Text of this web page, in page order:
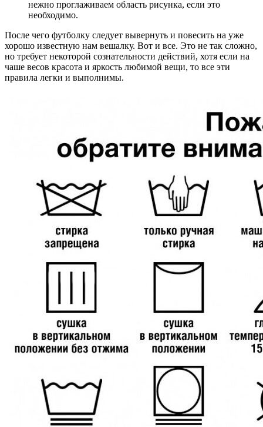
нежно проглаживаем область рисунка, если это
необходимо.
После чего футболку следует вывернуть и повесить на уже
хорошо известную нам вешалку. Вот и все. Это не так сложно,
но требует некоторой сознательности действий, хотя если на
чаше весов красота и яркость любимой вещи, то все эти
правила легки и выполнимы.